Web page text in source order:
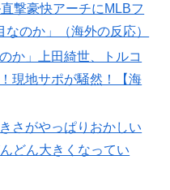
撃退されるまさかの瞬
だ！」 英高級紙も驚愕
界が衝撃
日本でこんなものが売れ
た日本の商品と
震、その時の日本の医療
撃豪快アーチにMLBフ
のか」（海外の反応）
か」上田綺世、トルコ
現地サポが騒然！【海
さがやっぱりおかしい
どん大きくなってい